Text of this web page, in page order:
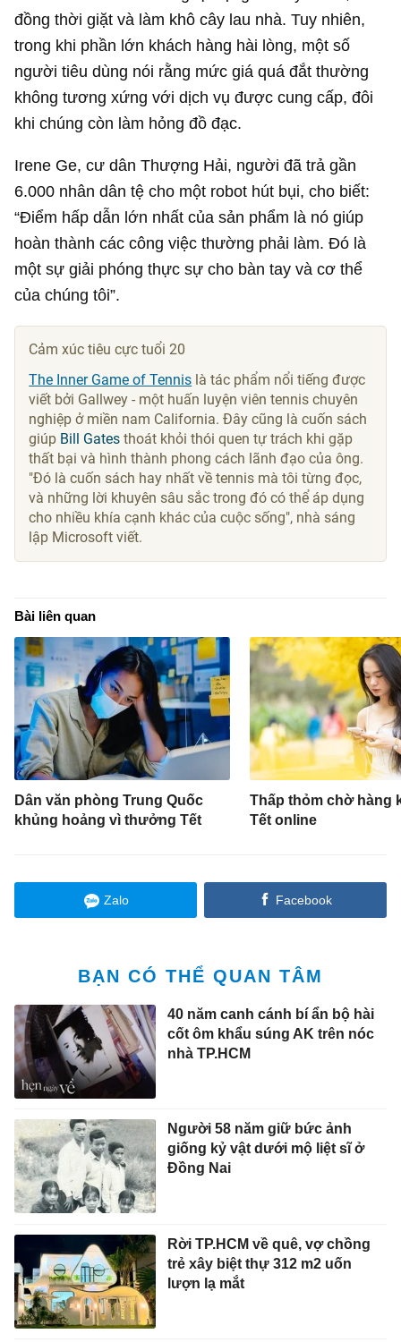
đồng thời giặt và làm khô cây lau nhà. Tuy nhiên,
trong khi phần lớn khách hàng hài lòng, một số
người tiêu dùng nói rằng mức giá quá đắt thường
không tương xứng với dịch vụ được cung cấp, đôi
khi chúng còn làm hỏng đồ đạc.
Irene Ge, cư dân Thượng Hải, người đã trả gần
6.000 nhân dân tệ cho một robot hút bụi, cho biết:
“Điểm hấp dẫn lớn nhất của sản phẩm là nó giúp
hoàn thành các công việc thường phải làm. Đó là
một sự giải phóng thực sự cho bàn tay và cơ thể
của chúng tôi”.
Cảm xúc tiêu cực tuổi 20
The Inner Game of Tennis là tác phẩm nổi tiếng được
viết bởi Gallwey - một huấn luyện viên tennis chuyên
nghiệp ở miền nam California. Đây cũng là cuốn sách
giúp Bill Gates thoát khỏi thói quen tự trách khi gặp
thất bại và hình thành phong cách lãnh đạo của ông.
"Đó là cuốn sách hay nhất về tennis mà tôi từng đọc,
và những lời khuyên sâu sắc trong đó có thể áp dụng
cho nhiều khía cạnh khác của cuộc sống", nhà sáng
lập Microsoft viết.
Bài liên quan
Dân văn phòng Trung Quốc
khủng hoảng vì thưởng Tết
Thấp thỏm chờ hàng
Tết online
Zalo Facebook
BẠN CÓ THỂ QUAN TÂM
40 năm canh cánh bí ẩn bộ hài
cốt ôm khẩu súng AK trên nóc
nhà TP.HCM
Người 58 năm giữ bức ảnh
giống kỷ vật dưới mộ liệt sĩ ở
Đồng Nai
Rời TP.HCM về quê, vợ chồng
trẻ xây biệt thự 312 m2 uốn
lượn lạ mắt